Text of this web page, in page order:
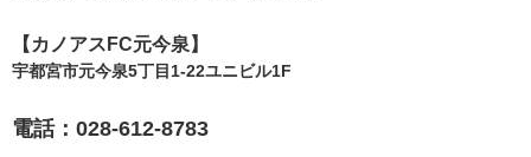
【​カノアスFC元今泉】
宇都宮市元今泉5丁目1-22ユニビル1F
電話：028-612-8783